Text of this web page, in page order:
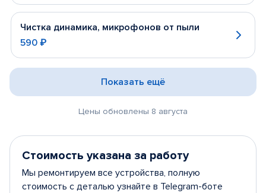
Чистка динамика, микрофонов от пыли
590 ₽
Цены обновлены 8 августа
Показать ещё
Стоимость указана за работу
Мы ремонтируем все устройства, полную
стоимость с деталью узнайте в Telegram-боте